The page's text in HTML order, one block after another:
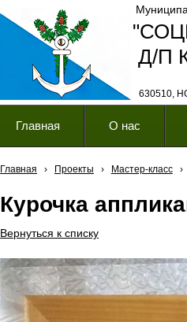
630510,
Д/П
Главная О нас
Главная › Проекты › Мастер-класс ›
Курочка
Вернуться к списку